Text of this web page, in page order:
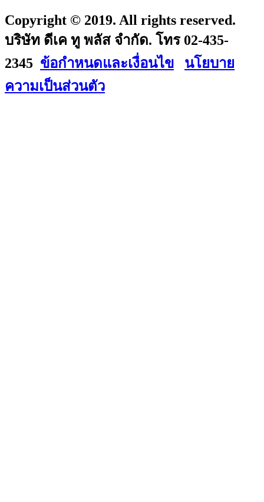
Copyright © 2019. All rights reserved.
บริษัท ดีเค ทู พลัส จำกัด. โทร 02-435-
2345 ข้อกำหนดและเงื่อนไข
นโยบาย
ความเป็นส่วนตัว